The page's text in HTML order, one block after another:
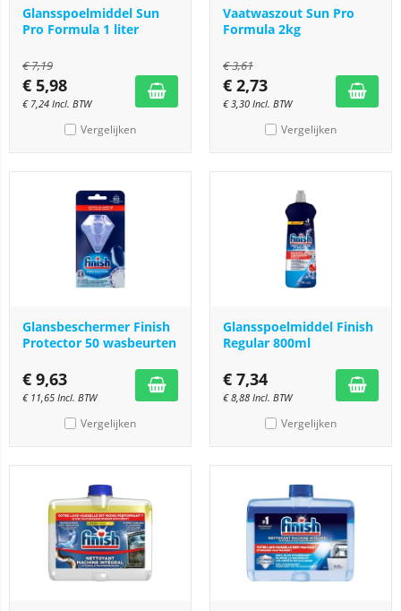
Glansspoelmiddel Sun
Pro Formula 1 liter
€7,19
€ 5,98
€ 7,24 Incl. BTW
Vergelijken
Vaatwaszout Sun Pro
Formula 2kg
€3,61
€ 2,73
€3,30 Incl. BTW
Vergelijken
Glansbeschermer Finish
Protector 50 wasbeurten
€ 9,63
€ 11,65 Incl. BTW
Vergelijken
Glansspoelmiddel Finish
Regular 800ml
€ 7,34
€8,88 Incl. BTW
Vergelijken